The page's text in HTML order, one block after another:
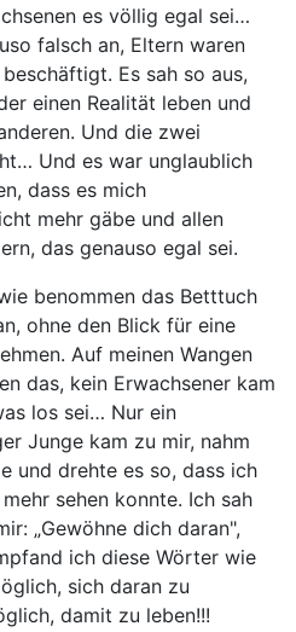
es völlig egal sei…
falsch an, Eltern waren
Es sah so aus,
einen Realität leben und
Und die zwei
Und es war unglaublich
dass es mich
mehr gäbe und allen
das genauso egal sei.
benommen das Betttuch
ohne den Blick für eine
Auf meinen Wangen
das, kein Erwachsener kam
los sei… Nur ein
Junge kam zu mir, nahm
und drehte es so, dass ich
sehen konnte. Ich sah
„Gewöhne dich daran",
ich diese Wörter wie
sich daran zu
damit zu leben!!!